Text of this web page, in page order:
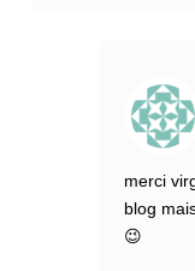
merci
blog
😉